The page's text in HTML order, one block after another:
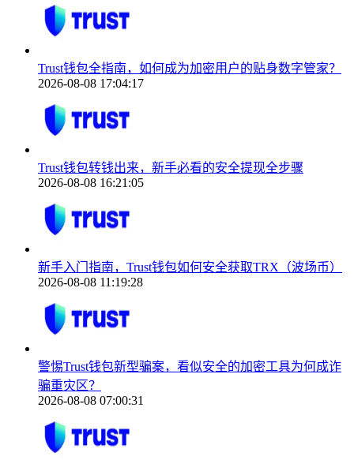
Trust钱包全指南，如何成为加密用户的贴身数字管家？
2026-08-08 17:04:17
Trust钱包转钱出来，新手必看的安全提现全步骤
2026-08-08 16:21:05
新手入门指南，Trust钱包如何安全获取TRX（波场币）
2026-08-08 11:19:28
警惕Trust钱包新型骗案，看似安全的加密工具为何成诈
骗重灾区？
2026-08-08 07:00:31